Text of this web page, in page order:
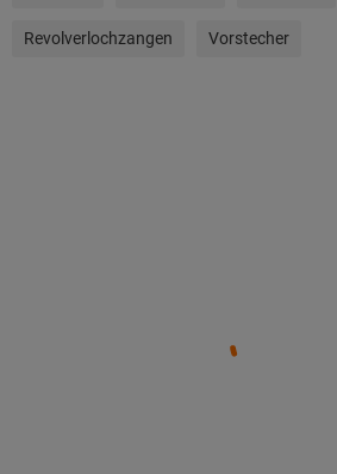
Revolverlochzangen Vorstecher